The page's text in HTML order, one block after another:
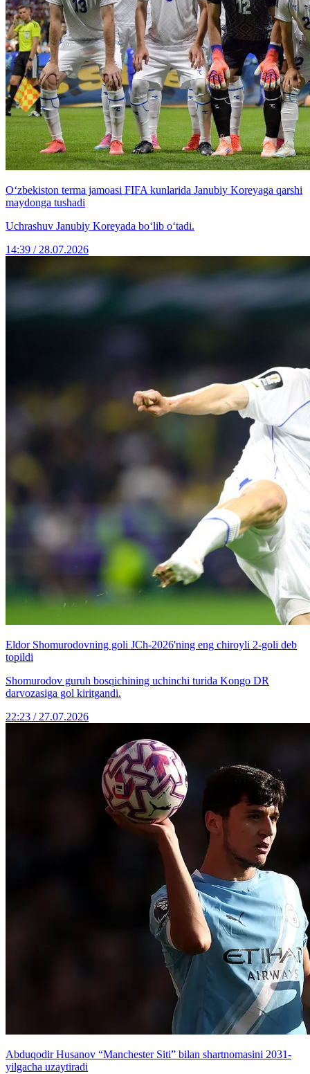
O‘zbekiston terma jamoasi FIFA kunlarida Janubiy Koreyaga qarshi
maydonga tushadi
Uchrashuv Janubiy Koreyada bo‘lib o‘tadi.
14:39 / 28.07.2026
Eldor Shomurodovning goli JCh-2026'ning eng chiroyli 2-goli deb
topildi
Shomurodov guruh bosqichining uchinchi turida Kongo DR
darvozasiga gol kiritgandi.
22:23 / 27.07.2026
Abduqodir Husanov “Manchester Siti” bilan shartnomasini 2031-
yilgacha uzaytiradi